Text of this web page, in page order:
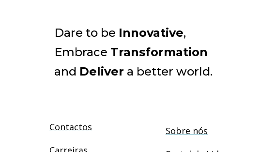
Dare to be Innovative,
Embrace Transformation
and Deliver a better world.
Contactos
Sobre nós